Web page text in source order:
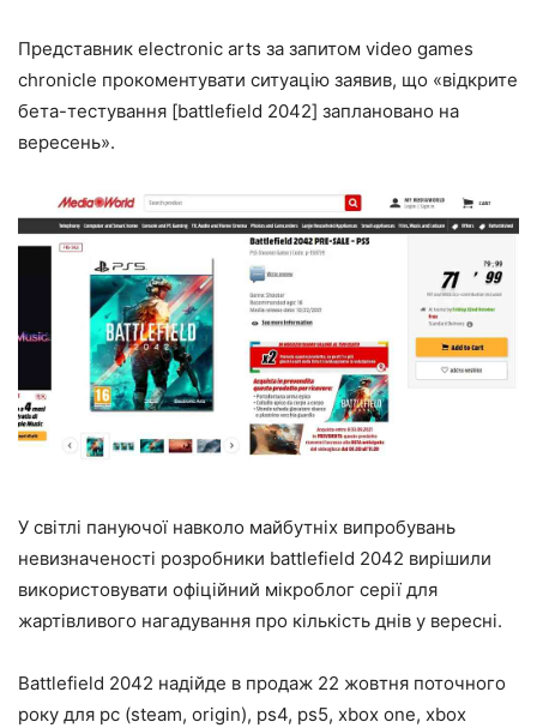
Представник electronic arts за запитом video games
chronicle прокоментувати ситуацію заявив, що «відкрите
бета-тестування [battlefield 2042] заплановано на
вересень».
У світлі пануючої навколо майбутніх випробувань
невизначеності розробники battlefield 2042 вирішили
використовувати офіційний мікроблог серії для
жартівливого нагадування про кількість днів у вересні.
Battlefield 2042 надійде в продаж 22 жовтня поточного
року для pc (steam, origin), ps4, ps5, xbox one, xbox